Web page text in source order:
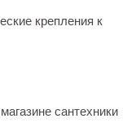
крепления к
сантехники